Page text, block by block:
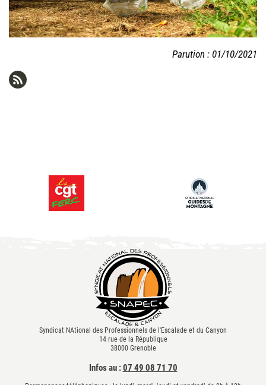
Parution : 01/10/2021
Syndicat NAtional des Professionnels de l'Escalade et du Canyon
14 rue de la République
38000 Grenoble
Infos au :07 49 08 71 70